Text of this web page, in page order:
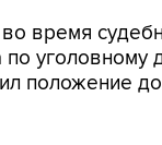
положение
марта